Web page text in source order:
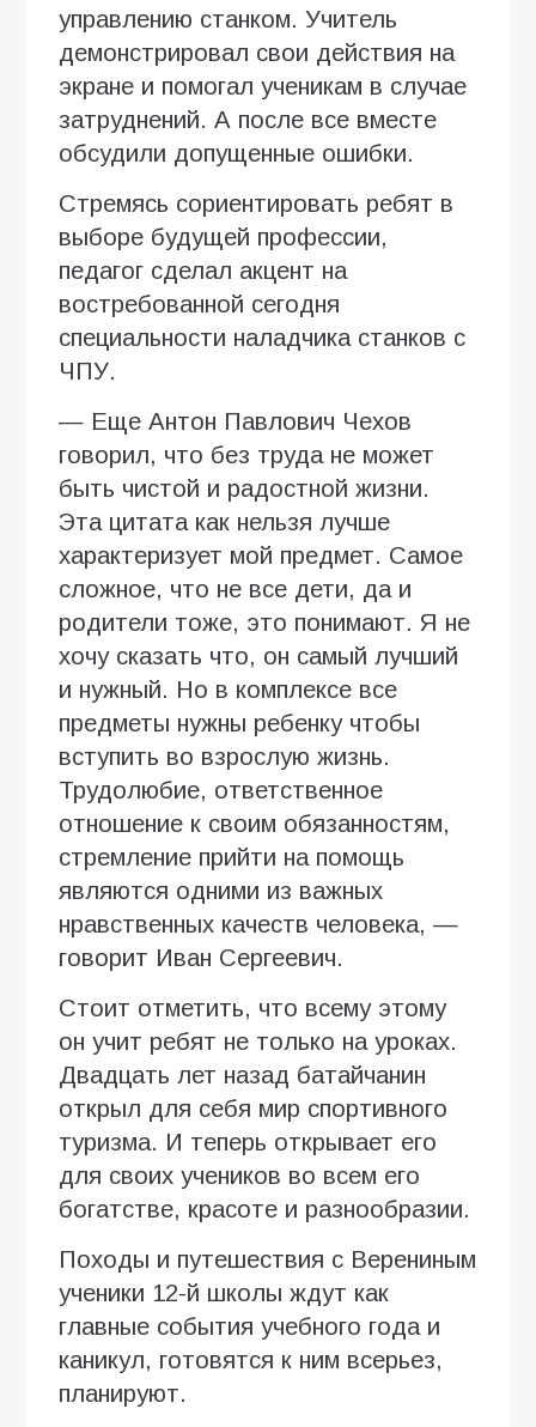
управлению станком. Учитель
демонстрировал свои действия на
экране и помогал ученикам в случае
затруднений. А после все вместе
обсудили допущенные ошибки.
Стремясь сориентировать ребят в
выборе будущей профессии,
педагог сделал акцент на
востребованной сегодня
специальности наладчика станков с
ЧПУ.
— Еще Антон Павлович Чехов
говорил, что без труда не может
быть чистой и радостной жизни.
Эта цитата как нельзя лучше
характеризует мой предмет. Самое
сложное, что не все дети, да и
родители тоже, это понимают. Я не
хочу сказать что, он самый лучший
и нужный. Но в комплексе все
предметы нужны ребенку чтобы
вступить во взрослую жизнь.
Трудолюбие, ответственное
отношение к своим обязанностям,
стремление прийти на помощь
являются одними из важных
нравственных качеств человека, —
говорит Иван Сергеевич.
Стоит отметить, что всему этому
он учит ребят не только на уроках.
Двадцать лет назад батайчанин
открыл для себя мир спортивного
туризма. И теперь открывает его
для своих учеников во всем его
богатстве, красоте и разнообразии.
Походы и путешествия с Верениным
ученики 12-й школы ждут как
главные события учебного года и
каникул, готовятся к ним всерьез,
планируют.